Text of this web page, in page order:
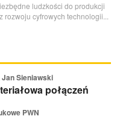
ludzkości do produkcji
rozwoju cyfrowych technologii...
Sieniawski
połączeń
PWN